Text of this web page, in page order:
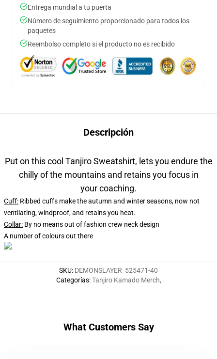
Entrega mundial a tu puerta
Número de seguimiento proporcionado para todos los
paquetes
Reembolso completo si el producto no es recibido
Descripción
Put on this cool Tanjiro Sweatshirt, lets you endure the
chilly of the mountains and retains you focus in
your coaching.
Cuff: Ribbed cuffs make the autumn and winter seasons, now not
ventilating, windproof, and retains you heat.
Collar: By no means out of fashion crew neck design
A number of colours out there
SKU: DEMONSLAYER_525471-40
Categorías:Tanjiro Kamado Merch,
What Customers Say